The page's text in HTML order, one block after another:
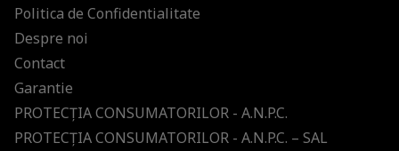
Politica de Confidentialitate
Despre noi
Contact
Garantie
PROTECŢIA CONSUMATORILOR - A.N.P.C.
PROTECŢIA CONSUMATORILOR - A.N.P.C. – SAL